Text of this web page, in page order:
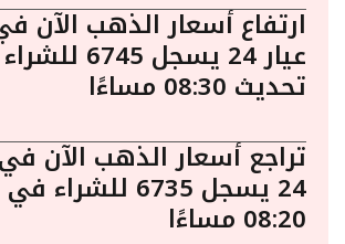
ارتفاع أسعار الذهب الآن
عيار 24 يسجل
تحديث 08:30 مساءًا
تراجع أسعار الذهب الآن
24 يسجل 6735
08:20 مساءًا